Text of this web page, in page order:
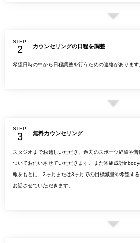
STEP
カウンセリングの日程を調整
希望日時の中から日程調整を行うための連絡があります
STEP
無料カウンセリング
スタジオまでお越しいただき、過去のスポーツ経験や
ついてお伺いさせていただきます。また体組成計
報をもとに、2ヶ月または3ヶ月での目標減量や希望す
お話させていただきます。